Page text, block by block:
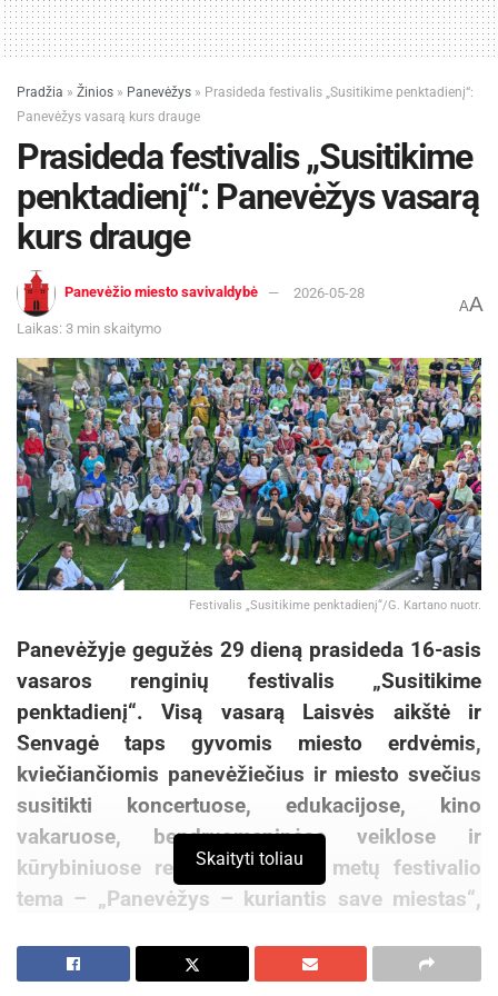
Pradžia » Žinios » Panevėžys » Prasideda festivalis „Susitikime penktadienį“:
Panevėžys vasarą kurs drauge
Prasideda festivalis „Susitikime
penktadienį“: Panevėžys vasarą
kurs drauge
Panevėžio miesto savivaldybė 2026-05-28
Laikas: 3 min skaitymo
AA
Festivalis „Susitikime penktadienį“/G. Kartano nuotr.
Panevėžyje gegužės 29 dieną prasideda 16-asis
vasaros renginių festivalis „Susitikime
penktadienį“. Visą vasarą Laisvės aikštė ir
Senvagė taps gyvomis miesto erdvėmis,
kviečiančiomis panevėžiečius ir miesto svečius
susitikti koncertuose, edukacijose, kino
vakaruose, bendruomeninėse veiklose ir
kūrybiniuose renginiuose. Šių metų festivalio
tema – „Panevėžys – kuriantis save miestas“,
bendras patirtis.
Skaityti toliau